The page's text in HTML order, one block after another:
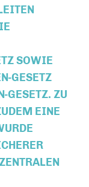
SOWIE
GESETZ
GESETZ. ZU
EINE